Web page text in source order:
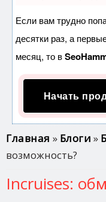
Если вам трудно
десятки раз, а
месяц, то в
Начать
Вы здесь
Главная » Блоги »
возможность?
Incruises: